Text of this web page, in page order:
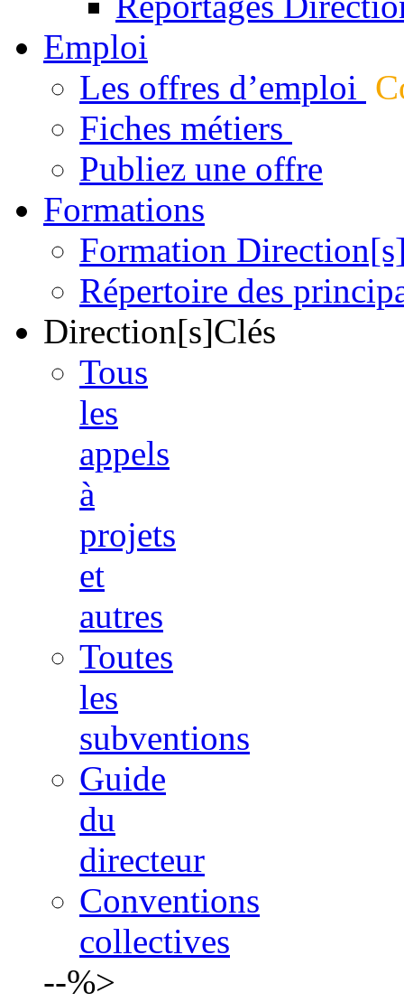
Emploi
Les offres d’emploi
Fiches métiers
Publiez une offre
Formations
Formation
Répertoire des
Direction[s]Clés
Tous
les
appels
à
projets
et
autres
Toutes
les
subventions
Guide
du
directeur
Conventions
collectives
--%>